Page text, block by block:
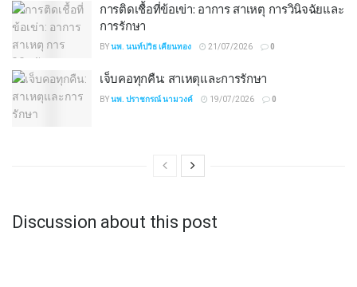
การติดเชื้อที่ข้อเข่า: อาการ สาเหตุ การวินิจฉัยและ
การรักษา
BYนพ. นนท์ปวิธ เคียนทอง 21/07/2026 0
เจ็บคอทุกคืน: สาเหตุและการรักษา
BYนพ. ปราชกรณ์ นามวงค์ 19/07/2026 0
Discussion about this post